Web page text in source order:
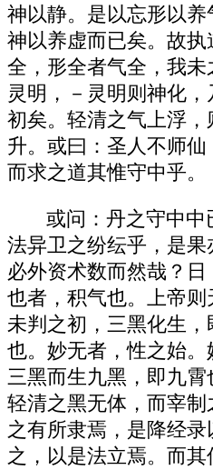
神以静。是以忘形以
神以养虚而已矣。故
全，形全者气全，我未
灵明，－灵明则神化
初矣。轻清之气上浮
升。或曰：圣人不师仙
而求之道其惟守中乎。
或问：丹之守中中
法异卫之纷纭乎，是
必外资术数而然哉？
也者，积气也。上帝
未判之初，三黑化生
也。妙无者，性之始
三黑而生九黑，即九霄
轻清之黑无体，而宰
之有所隶焉，是降经
之，以是法立焉。而其